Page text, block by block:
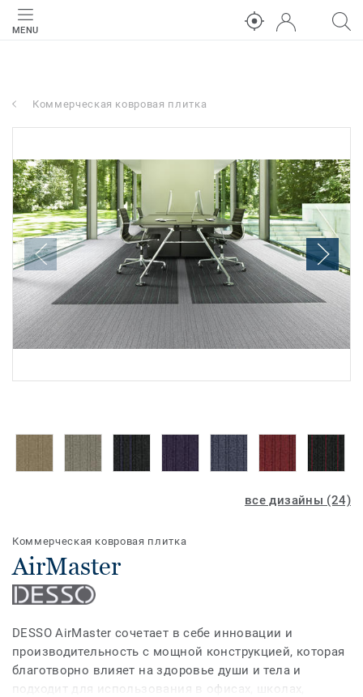
MENU
Коммерческая ковровая плитка
все дизайны (24)
Коммерческая ковровая плитка
AirMaster
DESSO AirMaster сочетает в себе инновации и
производительность с мощной конструкцией, которая
благотворно влияет на здоровье души и тела и
подходит для использования в офисах, школах,